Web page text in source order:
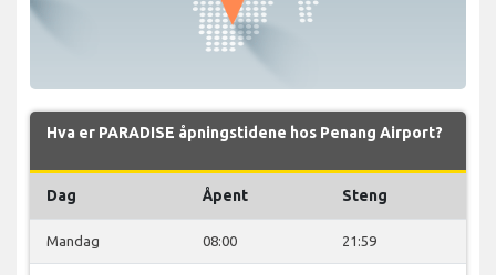
Hva er PARADISE åpningstidene hos Penang Airport?
Dag Åpent Steng
Mandag 08:00 21:59